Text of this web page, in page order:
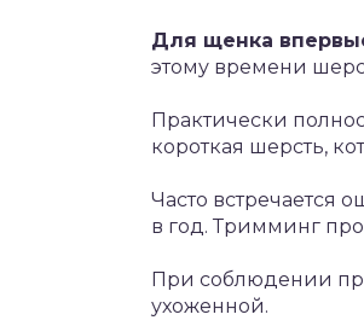
Для щенка
этому времени
Практически
короткая шерсть,
Часто встречается
в год. Тримминг
При соблюдении
ухоженной.